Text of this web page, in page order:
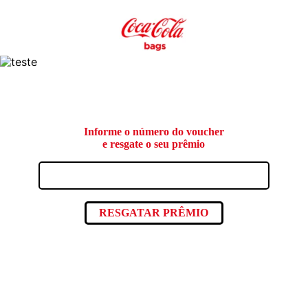
Informe o número do voucher
e resgate o seu prêmio
RESGATAR PRÊMIO